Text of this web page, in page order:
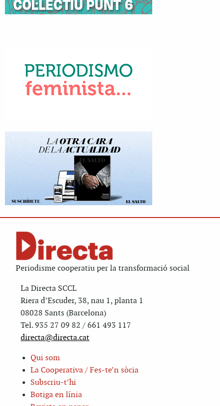
Periodisme cooperatiu per la transformació social
La Directa SCCL
Riera d’Escuder, 38, nau 1, planta 1
08028 Sants (Barcelona)
Tel. 935 27 09 82 / 661 493 117
directa@directa.cat
Qui som
La Cooperativa / Fes-te’n sòcia
Subscriu-t’hi
Botiga en línia